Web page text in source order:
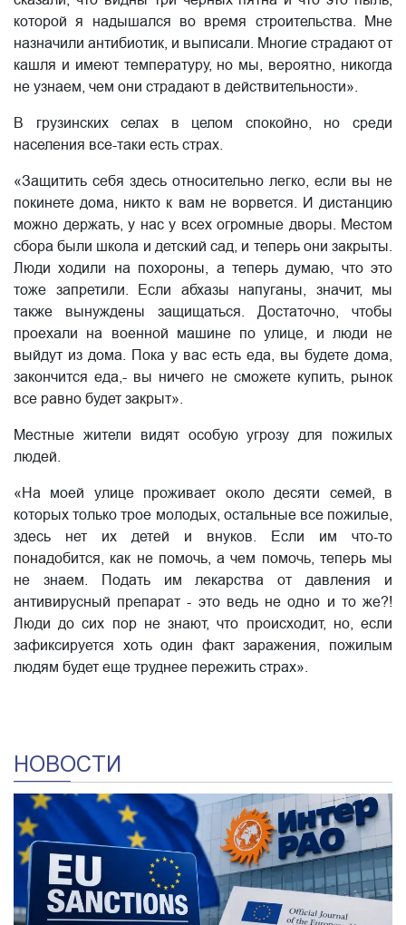
которой я надышался во время строительства. Мне
назначили антибиотик, и выписали. Многие страдают от
кашля и имеют температуру, но мы, вероятно, никогда
не узнаем, чем они страдают в действительности».
В грузинских селах в целом спокойно, но среди
населения все-таки есть страх.
«Защитить себя здесь относительно легко, если вы не
покинете дома, никто к вам не ворвется. И дистанцию
можно держать, у нас у всех огромные дворы. Местом
сбора были школа и детский сад, и теперь они закрыты.
Люди ходили на похороны, а теперь думаю, что это
тоже запретили. Если абхазы напуганы, значит, мы
также вынуждены защищаться. Достаточно, чтобы
проехали на военной машине по улице, и люди не
выйдут из дома. Пока у вас есть еда, вы будете дома,
закончится еда,- вы ничего не сможете купить, рынок
все равно будет закрыт».
Местные жители видят особую угрозу для пожилых
людей.
«На моей улице проживает около десяти семей, в
которых только трое молодых, остальные все пожилые,
здесь нет их детей и внуков. Если им что-то
понадобится, как не помочь, а чем помочь, теперь мы
не знаем. Подать им лекарства от давления и
антивирусный препарат - это ведь не одно и то же?!
Люди до сих пор не знают, что происходит, но, если
зафиксируется хоть один факт заражения, пожилым
людям будет еще труднее пережить страх».
НОВОСТИ